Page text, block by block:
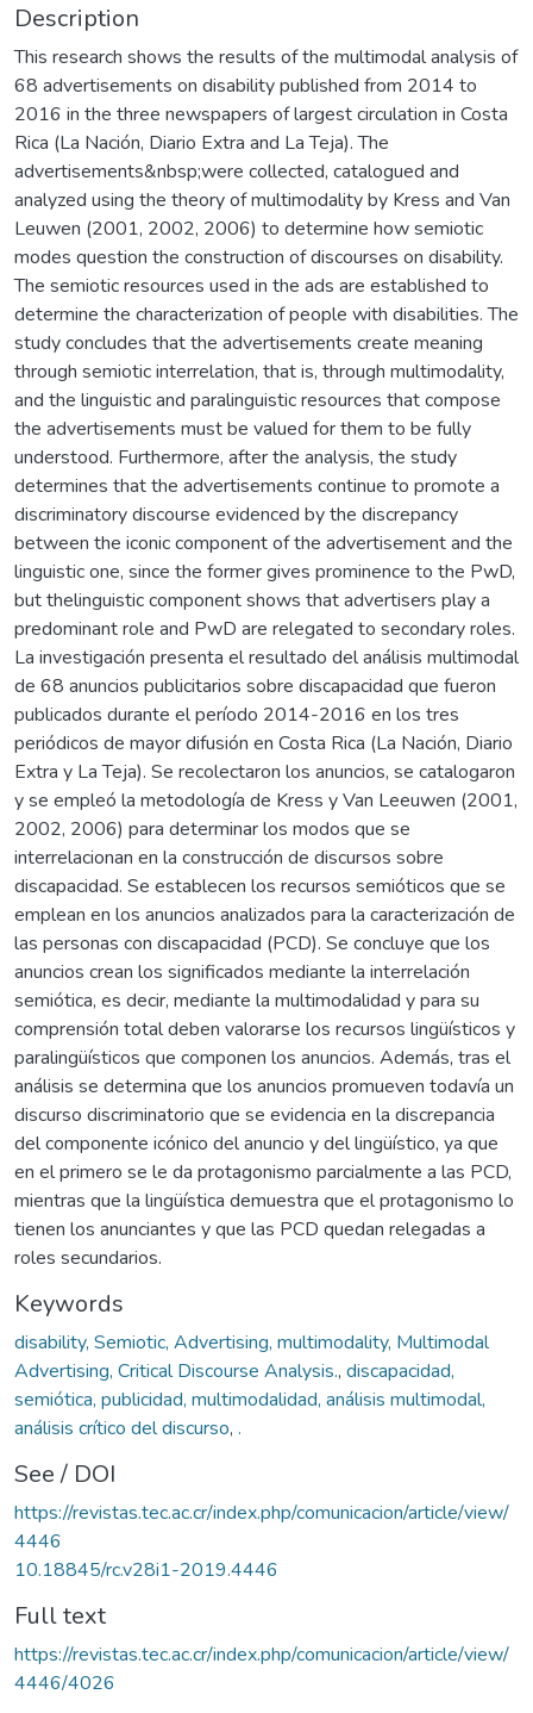
Description
This research shows the results of the multimodal analysis of
68 advertisements on disability published from 2014 to
2016 in the three newspapers of largest circulation in Costa
Rica (La Nación, Diario Extra and La Teja). The
advertisements&nbsp;were collected, catalogued and
analyzed using the theory of multimodality by Kress and Van
Leuwen (2001, 2002, 2006) to determine how semiotic
modes question the construction of discourses on disability.
The semiotic resources used in the ads are established to
determine the characterization of people with disabilities. The
study concludes that the advertisements create meaning
through semiotic interrelation, that is, through multimodality,
and the linguistic and paralinguistic resources that compose
the advertisements must be valued for them to be fully
understood. Furthermore, after the analysis, the study
determines that the advertisements continue to promote a
discriminatory discourse evidenced by the discrepancy
between the iconic component of the advertisement and the
linguistic one, since the former gives prominence to the PwD,
but thelinguistic component shows that advertisers play a
predominant role and PwD are relegated to secondary roles.
La investigación presenta el resultado del análisis multimodal
de 68 anuncios publicitarios sobre discapacidad que fueron
publicados durante el período 2014-2016 en los tres
periódicos de mayor difusión en Costa Rica (La Nación, Diario
Extra y La Teja). Se recolectaron los anuncios, se catalogaron
y se empleó la metodología de Kress y Van Leeuwen (2001,
2002, 2006) para determinar los modos que se
interrelacionan en la construcción de discursos sobre
discapacidad. Se establecen los recursos semióticos que se
emplean en los anuncios analizados para la caracterización de
las personas con discapacidad (PCD). Se concluye que los
anuncios crean los significados mediante la interrelación
semiótica, es decir, mediante la multimodalidad y para su
comprensión total deben valorarse los recursos lingüísticos y
paralingüísticos que componen los anuncios. Además, tras el
análisis se determina que los anuncios promueven todavía un
discurso discriminatorio que se evidencia en la discrepancia
del componente icónico del anuncio y del lingüístico, ya que
en el primero se le da protagonismo parcialmente a las PCD,
mientras que la lingüística demuestra que el protagonismo lo
tienen los anunciantes y que las PCD quedan relegadas a
roles secundarios.
Keywords
disability, Semiotic, Advertising, multimodality, Multimodal
Advertising, Critical Discourse Analysis., discapacidad,
semiótica, publicidad, multimodalidad, análisis multimodal,
análisis crítico del discurso, .
See / DOI
https://revistas.tec.ac.cr/index.php/comunicacion/article/view/
4446
10.18845/rc.v28i1-2019.4446
Full text
https://revistas.tec.ac.cr/index.php/comunicacion/article/view/
4446/4026